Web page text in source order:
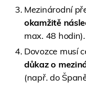
Mezinárodní
okamžitě
max. 48 hodin).
Dovozce musí
důkaz o
(např. do